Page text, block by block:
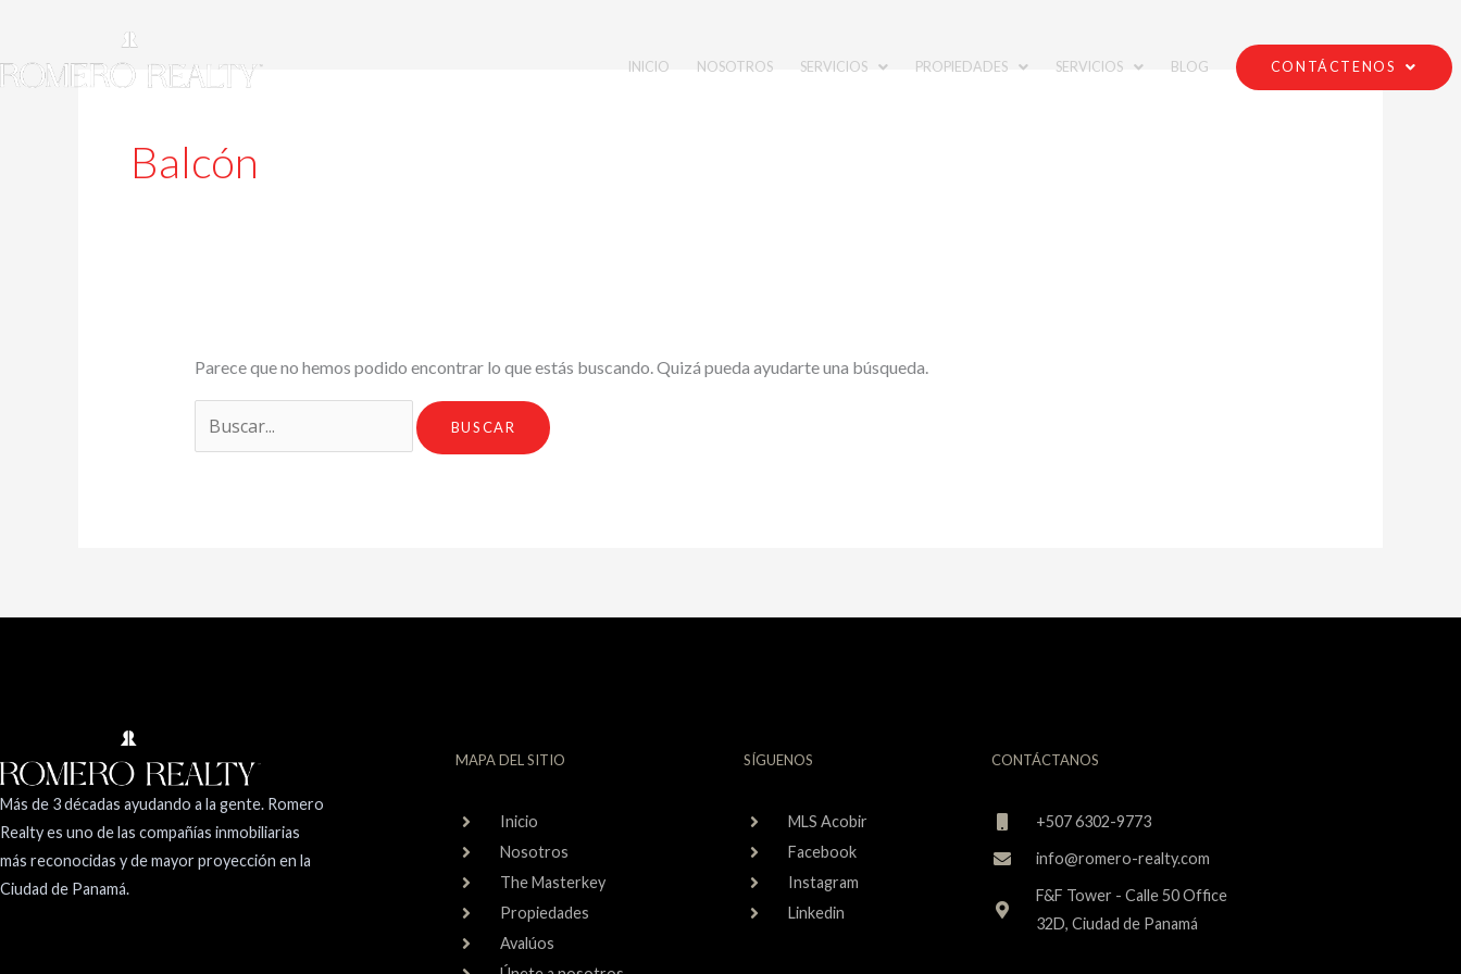
INICIO NOSOTROS SERVICIOS PROPIEDADES SERVICIOS BLOG CONTÁCTENOS
Balcón
Parece que no hemos podido encontrar lo que estás buscando. Quizá pueda ayudarte una búsqueda.
Más de 3 décadas ayudando a la gente. Romero
Realty es uno de las compañías inmobiliarias
más reconocidas y de mayor proyección en la
Ciudad de Panamá.
MAPA DEL SITIO
Inicio
Nosotros
The Masterkey
Propiedades
Avalúos
SÍGUENOS
MLS Acobir
Facebook
Instagram
Linkedin
CONTÁCTANOS
+507 6302-9773
info@romero-realty.com
F&F Tower - Calle 50 Office
32D, Ciudad de Panamá